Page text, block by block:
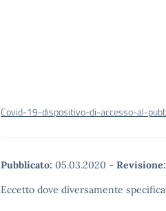
Covid-19-dispositivo-di-accesso-al-
Pubblicato: 05.03.2020 - Revisione:
Eccetto dove diversamente